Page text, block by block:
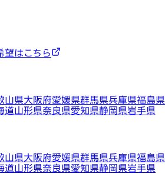
望はこちら
山県大阪府愛媛県群馬県兵庫県福島県
道山形県奈良県愛知県静岡県岩手県
山県大阪府愛媛県群馬県兵庫県福島県
道山形県奈良県愛知県静岡県岩手県